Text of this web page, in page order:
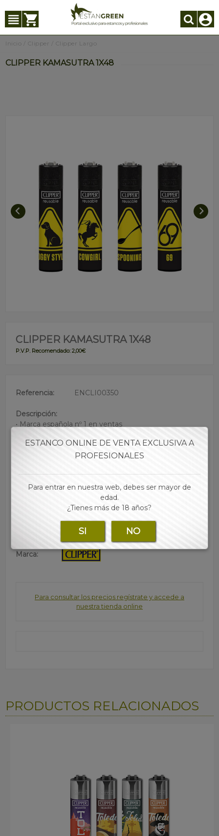
Inicio Clipper Clipper Largo
CLIPPER KAMASUTRA 1X48
CLIPPER KAMASUTRA 1X48
P.V.P. Recomendado: 2,00€
Referencia: ENCLI00350
Descripción:
• Marca española nº 1 en ventas
• Recargable
• Cada expositor contiene 48 mecheros
• Las mejores marcas de papel, tubos, filtros y
accesorios para tu estanco lo encontraras en nuestra
Marca:
Para consultar los precios regístrate y accede a
nuestra tienda online
PRODUCTOS RELACIONADOS
ESTANCO ONLINE DE VENTA EXCLUSIVA A
PROFESIONALES
Para entrar en nuestra web, debes ser mayor de
edad.
¿Tienes más de 18 años?
SI NO